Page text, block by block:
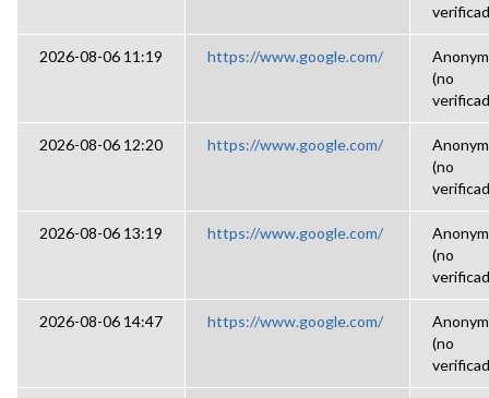
2026-08-06 11:19 https://www.google.com/
(no
2026-08-06 12:20 https://www.google.com/
(no
2026-08-06 13:19 https://www.google.com/
(no
2026-08-06 14:47 https://www.google.com/
(no